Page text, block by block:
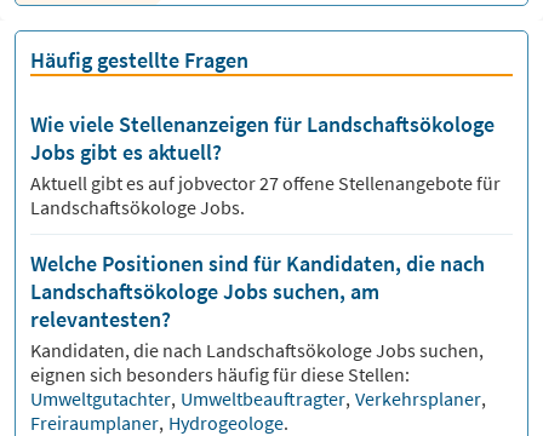
Häufig gestellte Fragen
Wie viele Stellenanzeigen für Landschaftsökologe
Jobs gibt es aktuell?
Aktuell gibt es auf jobvector27offene Stellenangebote für
Landschaftsökologe Jobs.
Welche Positionen sind für Kandidaten, die nach
Landschaftsökologe Jobs suchen, am
relevantesten?
Kandidaten, die nach LandschaftsökologeJobs suchen,
eignen sich besonders häufig für diese Stellen:
Umweltgutachter, Umweltbeauftragter, Verkehrsplaner,
Freiraumplaner, Hydrogeologe.